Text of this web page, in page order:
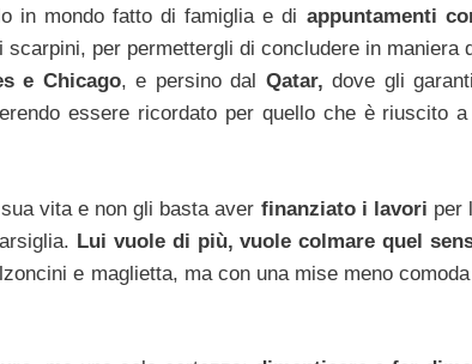
in mondo fatto di famiglia e di appuntamenti
per permettergli di concludere in maniera
e Chicago, e persino dal Qatar, dove gli
essere ricordato per quello che è riuscito
vita e non gli basta aver finanziato i lavori per
Lui vuole di più, vuole colmare quel
e maglietta, ma con una mise meno